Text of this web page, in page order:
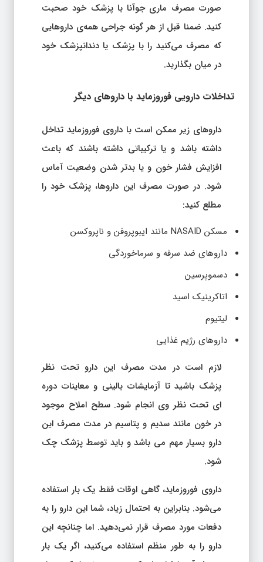
صورت مصرف ماری جوآنا با پزشک خود صحبت
کنید. ضمنا قبل از هر گونه جراحی همه‌ی داروهایی
که مصرف می‌کنید را با پزشک یا دندانپزشک خود
در میان بگذارید.
تداخلات دارویی فوروزماید با داروهای دیگر
داروهای زیر ممکن است با داروی فوروزماید تداخل
داشته باشد و یا ترکیباتی داشته باشند که باعث
افزایش فشار خون و یا بدتر شدن وضعیت آماس
شود. در صورت مصرف این داروها، پزشک خود را
مطلع کنید:
مسکن NASAID مانند ایبوپروفن و ناپروکسن
داروهای ضد سرفه و سرماخوردگی
دسموپرسین
اتاکرینیک اسید
لیتیوم
داروهای رژیم غذایی
لازم است در مدت مصرف این دارو تحت نظر
پزشک باشید تا آزمایشات بالینی و معاینات دوره
ای تحت نظر وی انجام شود. سطح املاح موجود
در خون مانند سدیم و پتاسیم در مدت مصرف این
دارو بسیار مهم می باشد و باید توسط پزشک چک
شود.
داروی فوروزماید، گاهی اوقات فقط یک بار استفاده
می‌شود. بنابراین به احتمال زیاد، شما این دارو را به
دفعات مورد مصرف قرار نمی‌دهید. اما چنانچه این
دارو را به طور منظم استفاده می‌کنید، اگر یک بار